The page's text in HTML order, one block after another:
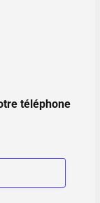
téléphone